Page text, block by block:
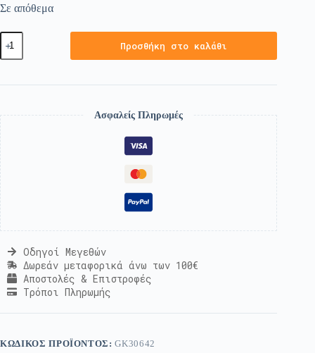
Σε απόθεμα
Προσθήκη στο καλάθι
Ασφαλείς Πληρωμές
Οδηγοί Μεγεθών
Δωρεάν μεταφορικά άνω των 100€
Αποστολές & Επιστροφές
Τρόποι Πληρωμής
ΚΩΔΙΚΌΣ ΠΡΟΪΌΝΤΟΣ:GK30642